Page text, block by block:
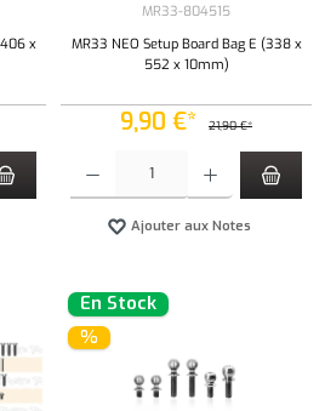
x
MR33-804515
MR33 NEO Setup Board Bag E (338 x
552 x 10mm)
9,90 €* 21,90 €*
Ajouter aux Notes
En Stock
%